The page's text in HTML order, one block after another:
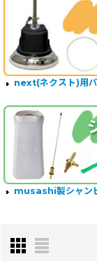
next(ネクスト)用
musashi製シャン